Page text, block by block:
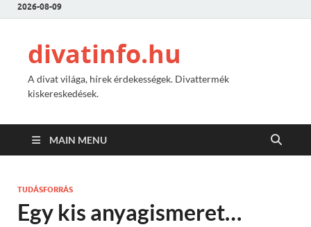
2026-08-09
divatinfo.hu
A divat világa, hírek érdekességek. Divattermék
kiskereskedések.
MAIN MENU
TUDÁSFORRÁS
Egy kis anyagismeret…